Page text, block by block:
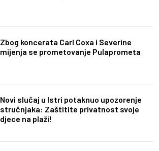
Zbog koncerata Carl Coxa i Severine
mijenja se prometovanje Pulaprometa
Novi slučaj u Istri potaknuo upozorenje
stručnjaka: Zaštitite privatnost svoje
djece na plaži!